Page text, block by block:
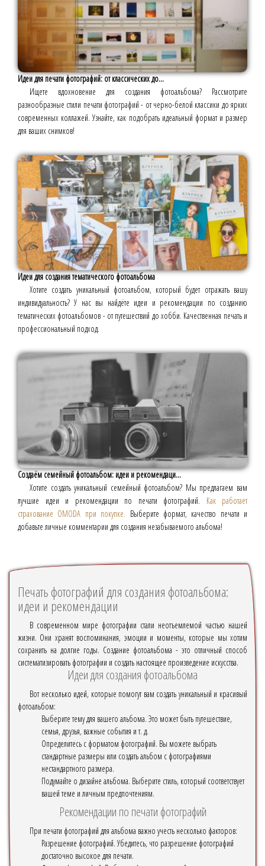
Идеи для печати фотографий: от классических до...
Ищете вдохновение для создания фотоальбома? Рассмотрите
разнообразные стили печати фотографий - от черно-белой классики до ярких
современных коллажей. Узнайте, как подобрать идеальный формат и размер
для ваших снимков!
Идеи для создания тематического фотоальбома
Хотите создать уникальный фотоальбом, который будет отражать вашу
индивидуальность? У нас вы найдёте идеи и рекомендации по созданию
тематических фотоальбомов - от путешествий до хобби. Качественная печать и
профессиональный подход.
Создаём семейный фотоальбом: идеи и рекомендаци...
Хотите создать уникальный семейный фотоальбом? Мы предлагаем вам
лучшие идеи и рекомендации по печати фотографий. Как работает
страхование OMODA при покупке. Выберите формат, качество печати и
добавьте личные комментарии для создания незабываемого альбома!
Печать фотографий для создания фотоальбома:
идеи и рекомендации
В современном мире фотографии стали неотъемлемой частью нашей
жизни. Они хранят воспоминания, эмоции и моменты, которые мы хотим
сохранить на долгие годы. Создание фотоальбома - это отличный способ
систематизировать фотографии и создать настоящее произведение искусства.
Идеи для создания фотоальбома
Вот несколько идей, которые помогут вам создать уникальный и красивый
фотоальбом:
Выберите тему для вашего альбома. Это может быть путешествие,
семья, друзья, важные события и т. д.
Определитесь с форматом фотографий. Вы можете выбрать
стандартные размеры или создать альбом с фотографиями
нестандартного размера.
Подумайте о дизайне альбома. Выберите стиль, который соответствует
вашей теме и личным предпочтениям.
Рекомендации по печати фотографий
При печати фотографий для альбома важно учесть несколько факторов:
Разрешение фотографий. Убедитесь, что разрешение фотографий
достаточно высокое для печати.